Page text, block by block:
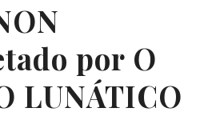
por O
LUNÁTICO